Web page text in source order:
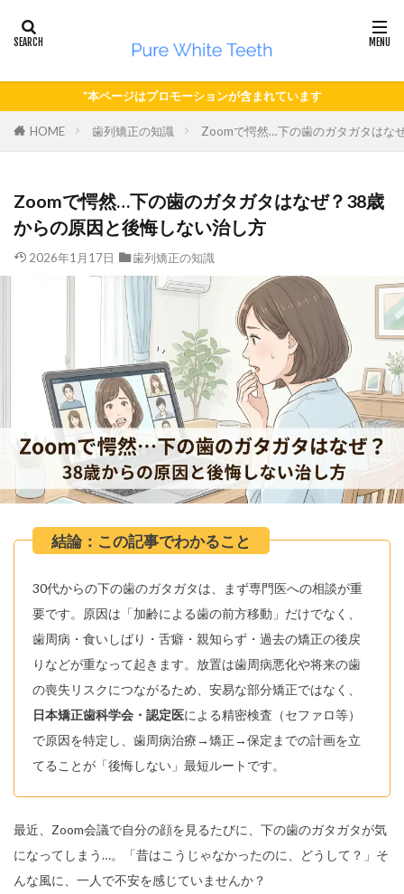
*本ページはプロモーションが含まれています
HOME 歯列矯正の知識 Zoomで愕然…下の歯のガタガタはな
Zoomで愕然…下の歯のガタガタはなぜ？38歳
からの原因と後悔しない治し方
2026年1月17日 歯列矯正の知識
30代からの下の歯のガタガタは、まず専門医への相談が重
要です。原因は「加齢による歯の前方移動」だけでなく、
歯周病・食いしばり・舌癖・親知らず・過去の矯正の後戻
りなどが重なって起きます。放置は歯周病悪化や将来の歯
の喪失リスクにつながるため、安易な部分矯正ではなく、
日本矯正歯科学会・認定医による精密検査（セファロ等）
で原因を特定し、歯周病治療→矯正→保定までの計画を立
てることが「後悔しない」最短ルートです。
最近、Zoom会議で自分の顔を見るたびに、下の歯のガタガタが気
になってしまう…。「昔はこうじゃなかったのに、どうして？」そ
んな風に、一人で不安を感じていませんか？